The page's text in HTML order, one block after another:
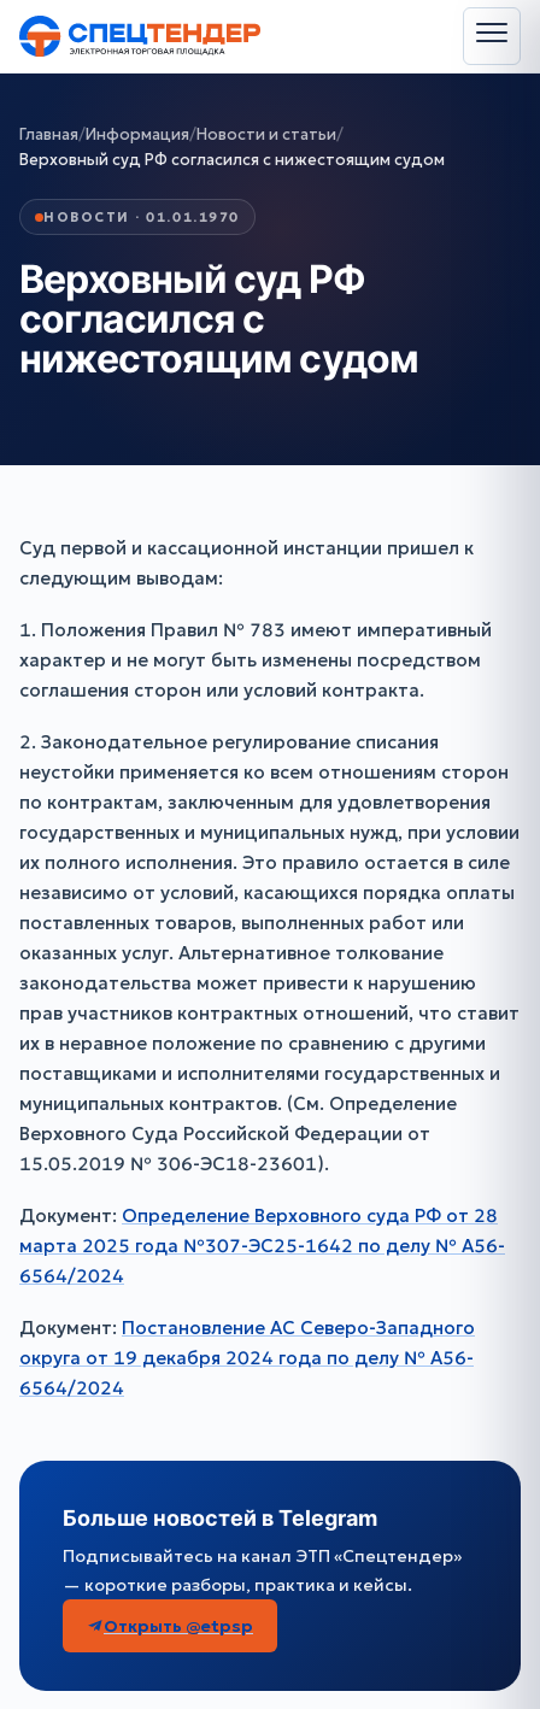
Главная/Информация/Новости и статьи/
Верховный суд РФ согласился с нижестоящим судом
НОВОСТИ · 01.01.1970
Верховный суд РФ
согласился с
нижестоящим судом
Суд первой и кассационной инстанции пришел к
следующим выводам:
1. Положения Правил № 783 имеют императивный
характер и не могут быть изменены посредством
соглашения сторон или условий контракта.
2. Законодательное регулирование списания
неустойки применяется ко всем отношениям сторон
по контрактам, заключенным для удовлетворения
государственных и муниципальных нужд, при условии
их полного исполнения. Это правило остается в силе
независимо от условий, касающихся порядка оплаты
поставленных товаров, выполненных работ или
оказанных услуг. Альтернативное толкование
законодательства может привести к нарушению
прав участников контрактных отношений, что ставит
их в неравное положение по сравнению с другими
поставщиками и исполнителями государственных и
муниципальных контрактов. (См. Определение
Верховного Суда Российской Федерации от
15.05.2019 № 306-ЭС18-23601).
Документ: Определение Верховного суда РФ от 28
марта 2025 года №307-ЭС25-1642 по делу № А56-
6564/2024
Документ: Постановление АС Северо-Западного
округа от 19 декабря 2024 года по делу № А56-
6564/2024
Больше новостей в Telegram
Подписывайтесь на канал ЭТП «Спецтендер»
— короткие разборы, практика и кейсы.
Открыть @etpsp